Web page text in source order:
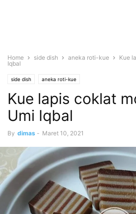
Home side dish aneka roti-kue
Kue
Iqbal
side dish aneka roti-kue
Kue lapis coklat
Umi Iqbal
By dimas - Maret 10, 2021